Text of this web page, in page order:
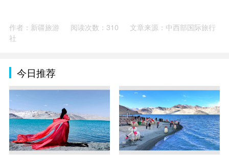
作者：新疆旅游 阅读次数：310
文章来源：中西部国际旅行
社
今日推荐